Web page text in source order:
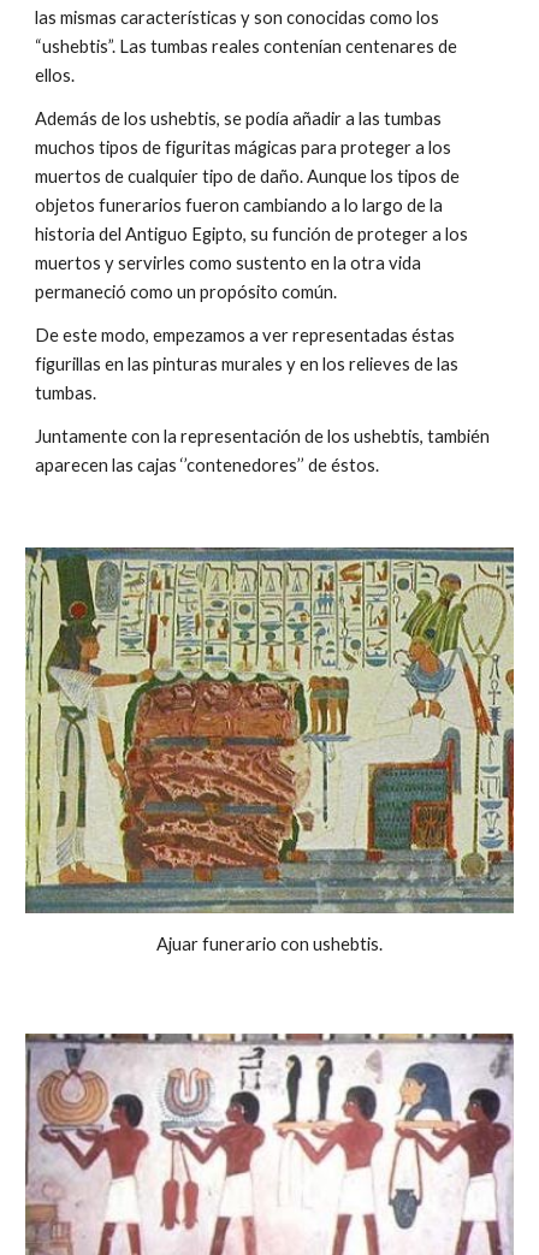
las mismas características y son conocidas como los
“ushebtis”. Las tumbas reales contenían centenares de
ellos.
Además de los ushebtis, se podía añadir a las tumbas
muchos tipos de figuritas mágicas para proteger a los
muertos de cualquier tipo de daño. Aunque los tipos de
objetos funerarios fueron cambiando a lo largo de la
historia del Antiguo Egipto, su función de proteger a los
muertos y servirles como sustento en la otra vida
permaneció como un propósito común.
De este modo, empezamos a ver representadas éstas
figurillas en las pinturas murales y en los relieves de las
tumbas.
Juntamente con la representación de los ushebtis, también
aparecen las cajas ‘’contenedores’’ de éstos.
Ajuar funerario con ushebtis.